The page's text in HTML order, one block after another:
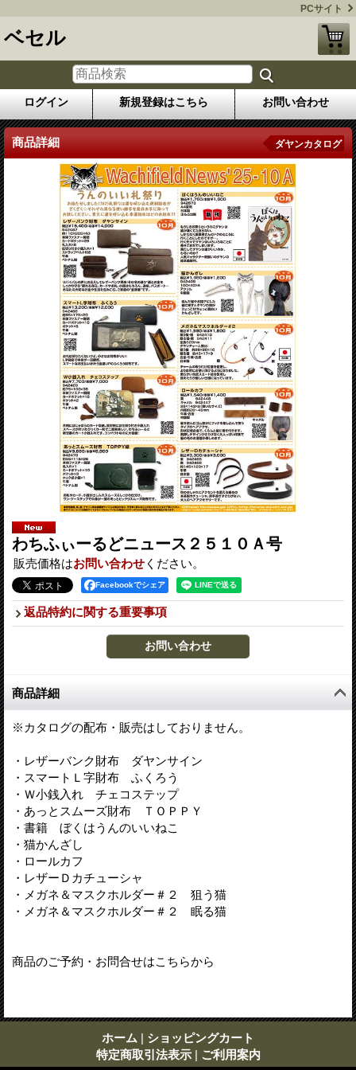
PCサイト
ベセル
ログイン 新規登録はこちら お問い合わせ
商品詳細 ダヤンカタログ
わちふぃーるどニュース２５１０Ａ号
販売価格はお問い合わせ ください。
Facebookでシェア
返品特約に関する重要事項
商品詳細
※カタログの配布・販売はしておりません。
・レザーバンク財布 ダヤンサイン
・スマートＬ字財布 ふくろう
・Ｗ小銭入れ チェコステップ
・あっとスムーズ財布 ＴＯＰＰＹ
・書籍 ぼくはうんのいいねこ
・猫かんざし
・ロールカフ
・レザーＤカチューシャ
・メガネ＆マスクホルダー＃２ 狙う猫
・メガネ＆マスクホルダー＃２ 眠る猫
商品のご予約・お問合せはこちらから
ホーム | ショッピングカート
特定商取引法表示 | ご利用案内